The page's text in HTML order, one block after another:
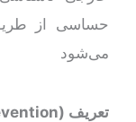
حساسی از
می‌شود
تعریف )